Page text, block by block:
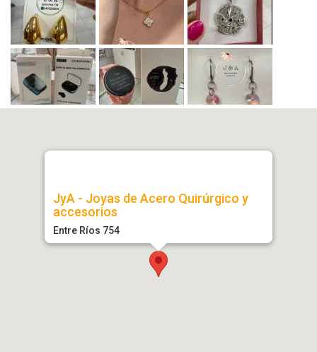
JyA - Joyas de Acero Quirúrgico y
accesorios
Entre Ríos 754